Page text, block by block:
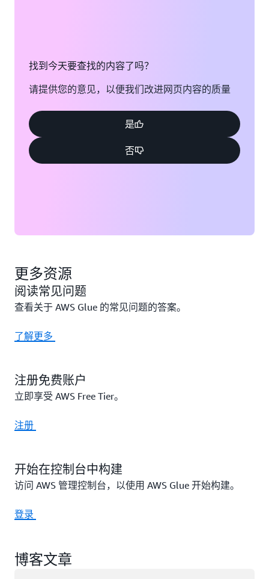
找到今天要查找的内容了吗？
请提供您的意见，以便我们改进网页内容的质量
是
否
更多资源
阅读常见问题
查看关于 AWS Glue 的常见问题的答案。
了解更多
注册免费账户
立即享受 AWS Free Tier。
注册
开始在控制台中构建
访问 AWS 管理控制台，以使用 AWS Glue 开始构建。
登录
博客文章